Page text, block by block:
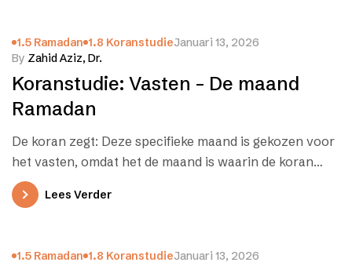
1.5 Ramadan 1.8 KoranstudieJanuari 13, 2026
By Zahid Aziz, Dr.
Koranstudie: Vasten – De maand
Ramadan
De koran zegt: Deze specifieke maand is gekozen voor
het vasten, omdat het de maand is waarin de koran
werd…
Lees Verder
1.5 Ramadan 1.8 KoranstudieJanuari 13, 2026